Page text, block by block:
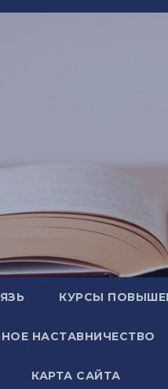
КУРСЫ
НАСТАВНИЧЕСТВО
КАРТА САЙТА